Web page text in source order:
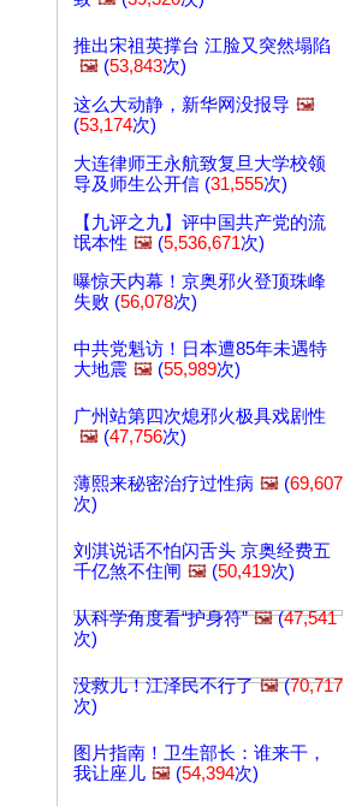
推出宋祖英撑台 江脸又突然塌陷
🖼️ (53,843次)
这么大动静，新华网没报导 🖼️
(53,174次)
大连律师王永航致复旦大学校领
导及师生公开信 (31,555次)
【九评之九】评中国共产党的流
氓本性 🖼️ (5,536,671次)
曝惊天内幕！京奥邪火登顶珠峰
失败 (56,078次)
中共党魁访！日本遭85年未遇特
大地震 🖼️ (55,989次)
广州站第四次熄邪火极具戏剧性
🖼️ (47,756次)
薄熙来秘密治疗过性病 🖼️ (69,607
次)
刘淇说话不怕闪舌头 京奥经费五
千亿煞不住闸 🖼️ (50,419次)
从科学角度看“护身符” 🖼️(47,541
次)
没救儿！江泽民不行了 🖼️(70,717
次)
图片指南！卫生部长：谁来干，
我让座儿 🖼️ (54,394次)